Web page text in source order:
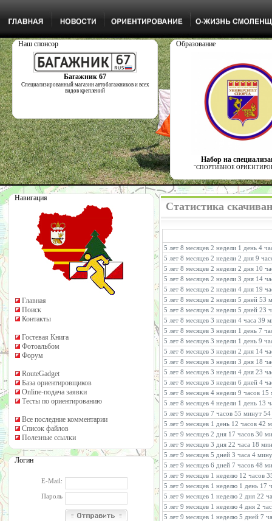
Наш спонсор
Багажник 67
Специализированный магазин автобагажников и всех
видов креплений
Образование
Набор на
"СПОРТИВНОЕ
Навигация
Главная
Поиск
Контакты
Гостевая Книга
Фотоальбом
Форум
RouteGadget
База ориентировщиков
Online-подача заявки
Тесты по ориентированию
Все последние комментарии
Список файлов
Полезные ссылки
Логин
E-Mail:
Пароль
Статистика
5 лет 8 месяцев 2 недели 1 день 4
5 лет 8 месяцев 2 недели 2 дня 9
5 лет 8 месяцев 2 недели 2 дня 10
5 лет 8 месяцев 2 недели 3 дня 14
5 лет 8 месяцев 2 недели 4 дня 19
5 лет 8 месяцев 2 недели 5 дней 53
5 лет 8 месяцев 2 недели 5 дней 23
5 лет 8 месяцев 3 недели 4 часа 39
5 лет 8 месяцев 3 недели 1 день 7
5 лет 8 месяцев 3 недели 1 день 9
5 лет 8 месяцев 3 недели 2 дня 14
5 лет 8 месяцев 3 недели 3 дня 18
5 лет 8 месяцев 3 недели 4 дня 23
5 лет 8 месяцев 3 недели 6 дней 4
5 лет 8 месяцев 4 недели 9 часов
5 лет 8 месяцев 4 недели 1 день 13
5 лет 9 месяцев 7 часов 55 минут
5 лет 9 месяцев 1 день 12 часов 42
5 лет 9 месяцев 2 дня 17 часов 30
5 лет 9 месяцев 3 дня 22 часа 18
5 лет 9 месяцев 5 дней 3 часа 4
5 лет 9 месяцев 6 дней 7 часов 48
5 лет 9 месяцев 1 неделю 12 часов
5 лет 9 месяцев 1 неделю 1 день 17
5 лет 9 месяцев 1 неделю 2 дня 22
5 лет 9 месяцев 1 неделю 4 дня 2
5 лет 9 месяцев 1 неделю 5 дней 7